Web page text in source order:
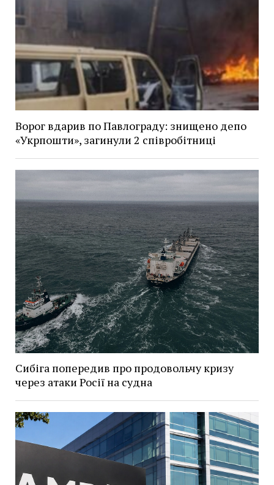
Ворог вдарив по Павлограду: знищено депо
«Укрпошти», загинули 2 співробітниці
Сибіга попередив про продовольчу кризу
через атаки Росії на судна